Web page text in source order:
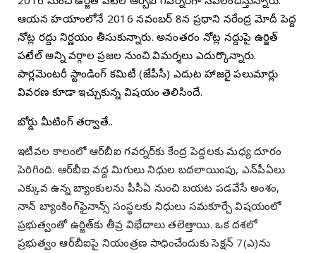
ఆయన‌ హయాంలోనే 2016 నవంబర్‌ 8న ప్రధాని నరేంద్ర మోదీ పెద్ద
నోట్ల రద్దు నిర్ణయం తీసుకున్నారు. అనంతరం నోట్ల నద్దుపై ఉర్జిత్‌
పటేల్‌ అన్ని వర్గాల ప్రజల నుంచి విమర్శలు ఎదుర్కొన్నారు.
పార్లమెంటరీ స్టాండింగ్‌ కమిటీ (జేపీసీ) ఎదుట హాజరై పలుమార్లు
వివరణ కూడా ఇచ్చుకున్న విషయం తెలిసిందే.
బోర్డు మీటింగ్‌ తర్వాతే..
ఇటీవల కాలంలో ఆర్‌బీఐ గవర్నర్‌కు కేంద్ర పెద్దలకు మధ్య దూరం
పెరిగింది. ఆర్‌బీఐ వద్ద మిగులు నిధుల బదలాయింపు, ఎన్‌పీఏలు
ఎక్కువ ఉన్న బ్యాంకులను పీసీఏ నుంచి బయట పడవేసే అంశం,
నాన్‌ బ్యాంకింగ్‌ఫైనాన్స్‌ సంస్థలకు నిధులు సమకూర్చే విషయంలో
ప్రభుత్వంతో ఉర్జిత్‌కు తీవ్ర విభేదాలు తలెత్తాయి. ఒక దశలో
ప్రభుత్వం ఆర్‌బీఐపై నియంత్రణ సాధించేందుకు సెక్షన్‌ 7(ఎ)ను